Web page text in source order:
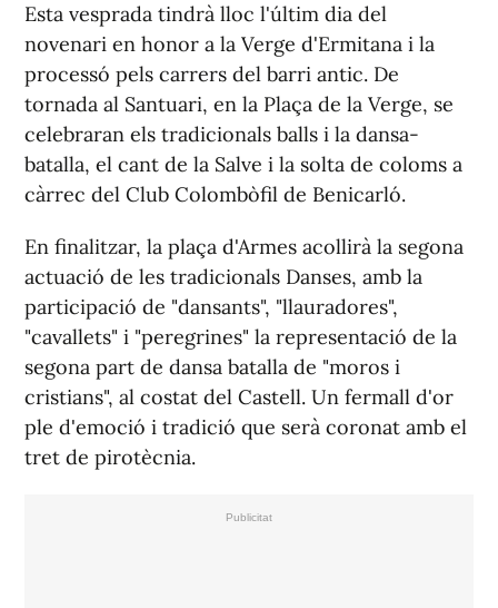
Esta vesprada tindrà lloc l'últim dia del
novenari en honor a la Verge d'Ermitana i la
processó pels carrers del barri antic. De
tornada al Santuari, en la Plaça de la Verge, se
celebraran els tradicionals balls i la dansa-
batalla, el cant de la Salve i la solta de coloms a
càrrec del Club Colombòfil de Benicarló.
En finalitzar, la plaça d'Armes acollirà la segona
actuació de les tradicionals Danses, amb la
participació de "dansants", "llauradores",
"cavallets" i "peregrines" la representació de la
segona part de dansa batalla de "moros i
cristians", al costat del Castell. Un fermall d'or
ple d'emoció i tradició que serà coronat amb el
tret de pirotècnia.